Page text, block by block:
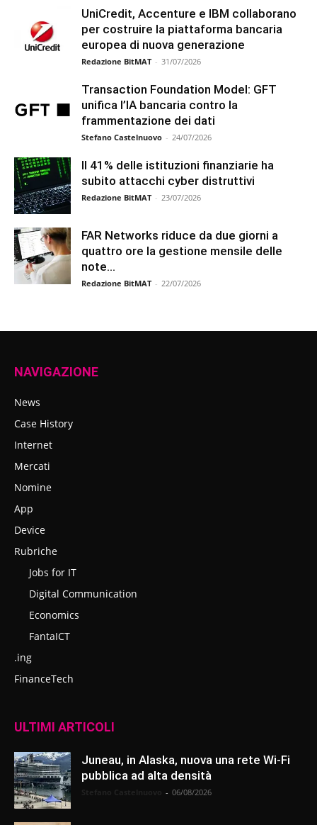
UniCredit, Accenture e IBM collaborano
per costruire la piattaforma bancaria
europea di nuova generazione
Redazione BitMAT - 31/07/2026
Transaction Foundation Model: GFT
unifica l’IA bancaria contro la
frammentazione dei dati
Stefano Castelnuovo - 24/07/2026
Il 41% delle istituzioni finanziarie ha
subito attacchi cyber distruttivi
Redazione BitMAT - 23/07/2026
FAR Networks riduce da due giorni a
quattro ore la gestione mensile delle
note...
Redazione BitMAT - 22/07/2026
NAVIGAZIONE
News
Case History
Internet
Mercati
Nomine
App
Device
Rubriche
Jobs for IT
Digital Communication
Economics
FantaICT
.ing
FinanceTech
ULTIMI ARTICOLI
Juneau, in Alaska, nuova una rete Wi-Fi
pubblica ad alta densità
- 06/08/2026